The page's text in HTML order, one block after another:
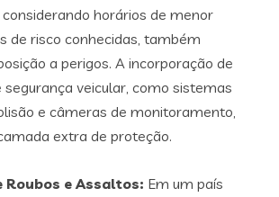
horários de menor
de risco conhecidas, também
a perigos. A incorporação de
veicular, como sistemas
e câmeras de monitoramento,
extra de proteção.
Roubos e Assaltos: Em um país